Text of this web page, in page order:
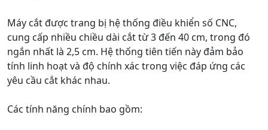
Máy cắt được trang bị hệ thống điều khiển số CNC,
cung cấp nhiều chiều dài cắt từ 3 đến 40 cm, trong đó
ngắn nhất là 2,5 cm. Hệ thống tiên tiến này đảm bảo
tính linh hoạt và độ chính xác trong việc đáp ứng các
yêu cầu cắt khác nhau.
Các tính năng chính bao gồm: